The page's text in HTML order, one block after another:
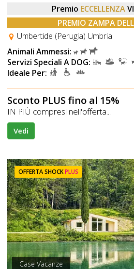
Premio ECCELLENZA
PREMIO ZAMPA
Umbertide (Perugia) Umbria
Animali Ammessi:
Servizi Speciali A DOG:
Ideale Per:
Sconto PLUS fino al 15%
IN PIÙ compresi nell'offerta...
Vedi
OFFERTA SHOCKPLUS
Case Vacanze